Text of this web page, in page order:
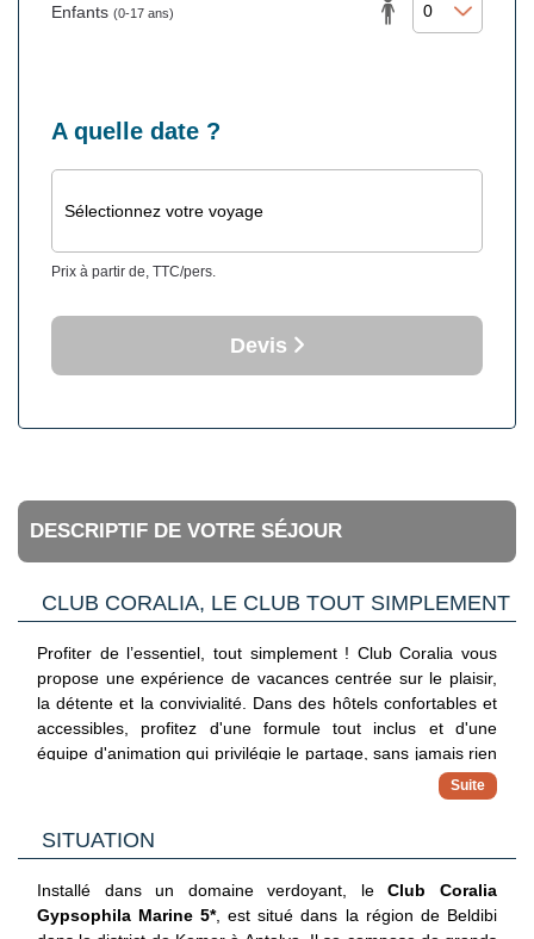
Enfants (0-17 ans)
A quelle date ?
Sélectionnez votre voyage
Prix à partir de, TTC/pers.
Devis
DESCRIPTIF DE VOTRE SÉJOUR
CLUB CORALIA, LE CLUB TOUT SIMPLEMENT
Profiter de l’essentiel, tout simplement ! Club Coralia vous
propose une expérience de vacances centrée sur le plaisir,
la détente et la convivialité. Dans des hôtels confortables et
accessibles, profitez d'une formule tout inclus et d'une
équipe d'animation qui privilégie le partage, sans jamais rien
imposer. Avec ce concept, vous vivez vos vacances à votre
Séjournez dans des adresses sélectionnées pour leur
confort, leur situation et leur bon rapport qualité/prix
✓ Formule tout inclus
Maîtrisez votre budget avec une offre complète incluant vols,
SITUATION
Installé dans un domaine verdoyant, le Club Coralia
Gypsophila Marine 5*, est situé dans la région de Beldibi